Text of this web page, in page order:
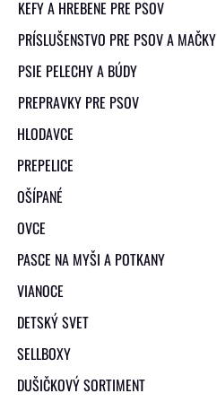
KEFY A HREBENE PRE PSOV
PRÍSLUŠENSTVO PRE PSOV A MAČKY
PSIE PELECHY A BÚDY
PREPRAVKY PRE PSOV
HLODAVCE
PREPELICE
OŠÍPANÉ
OVCE
PASCE NA MYŠI A POTKANY
VIANOCE
DETSKÝ SVET
SELLBOXY
DUŠIČKOVÝ SORTIMENT